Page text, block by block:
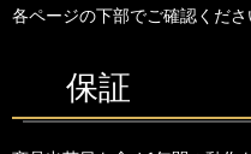
各ページの下部でご確認くださ
保証